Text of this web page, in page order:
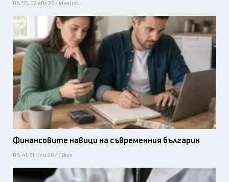
08:55, 02 авг 26 / Idealisti
Финансовите навици на съвременния българин
08:41, 31 юли 26 / Свят